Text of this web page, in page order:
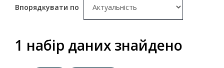
Впорядкувати по
1 набір даних знайдено